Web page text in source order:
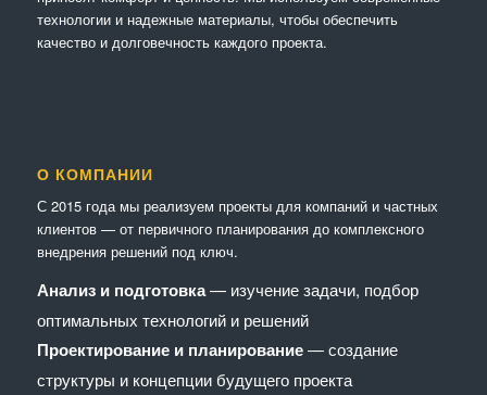
технологии и надежные материалы, чтобы обеспечить
качество и долговечность каждого проекта.
О КОМПАНИИ
С 2015 года мы реализуем проекты для компаний и частных
клиентов — от первичного планирования до комплексного
внедрения решений под ключ.
Анализ и подготовка— изучение задачи, подбор
оптимальных технологий и решений
Проектирование и планирование— создание
структуры и концепции будущего проекта